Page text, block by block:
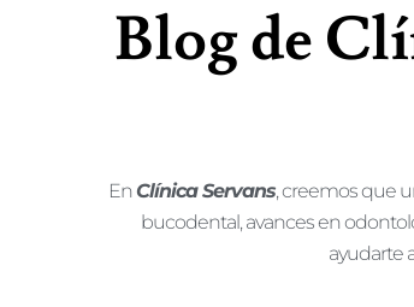
Blog de
EnClínica Servans, creemos que
bucodental, avances en
ayudarte